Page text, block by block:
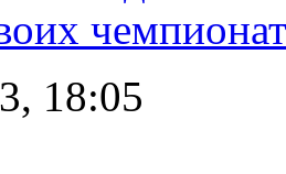
18:05